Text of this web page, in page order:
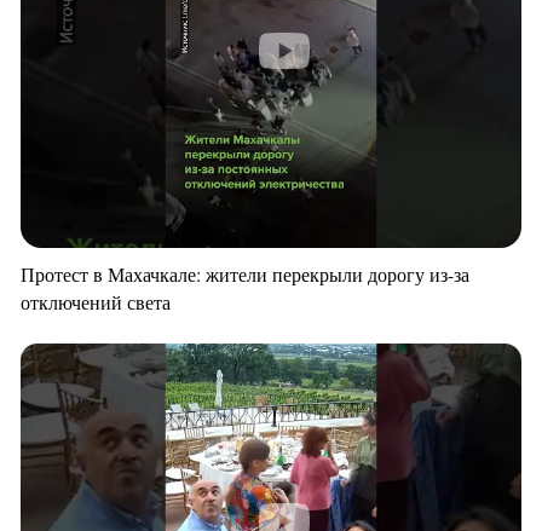
Протест в Махачкале: жители перекрыли дорогу из-за
отключений света